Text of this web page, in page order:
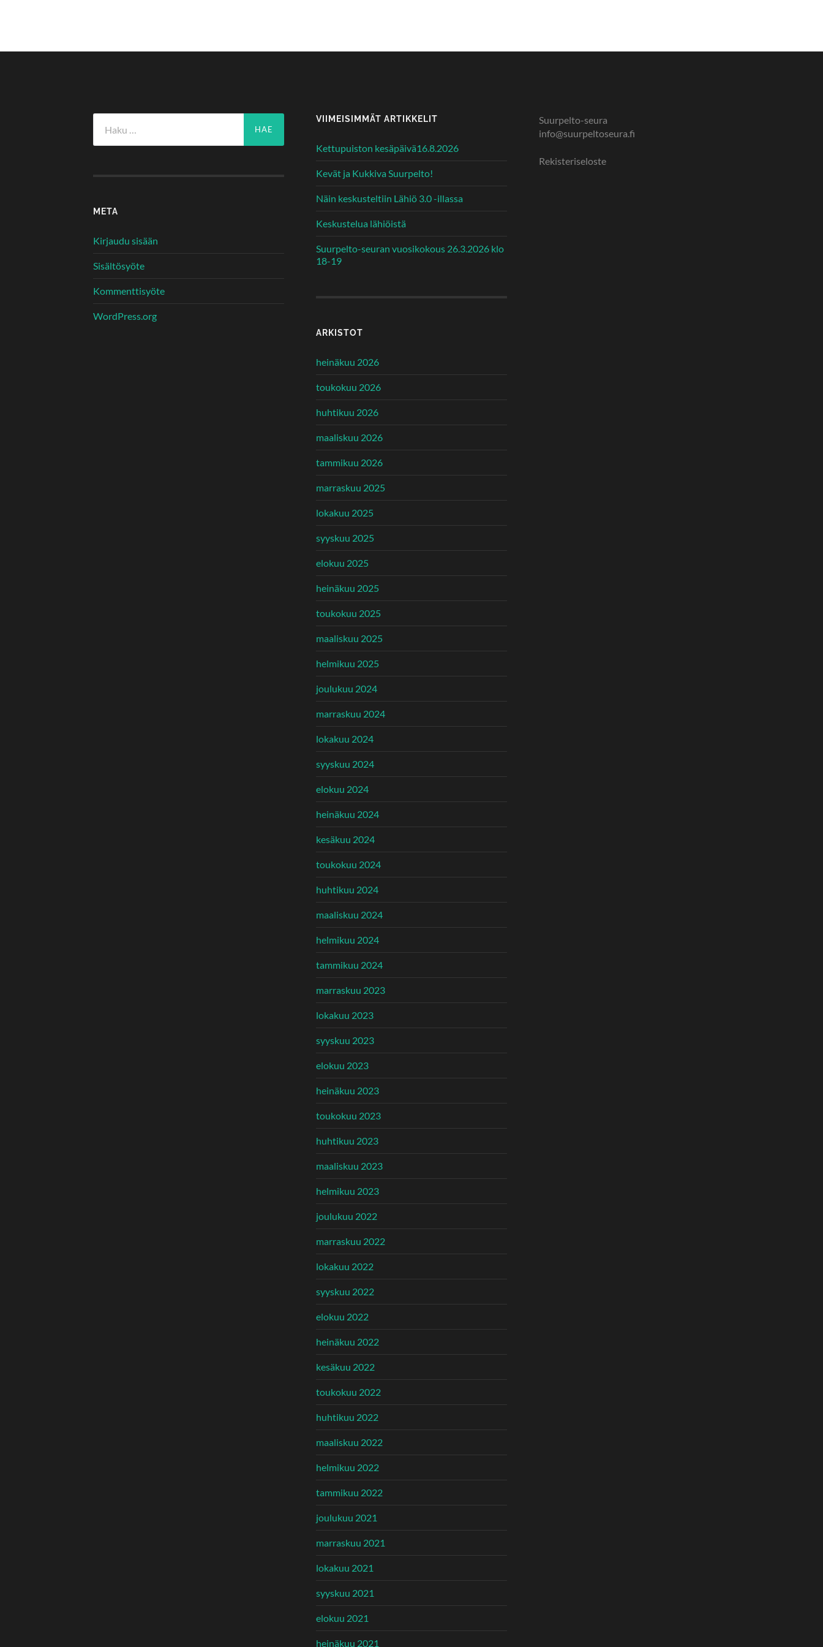
META
Kirjaudu sisään
Sisältösyöte
Kommenttisyöte
WordPress.org
VIIMEISIMMÄT ARTIKKELIT
Kettupuiston kesäpäivä16.8.2026
Kevät ja Kukkiva Suurpelto!
Näin keskusteltiin Lähiö 3.0 -illassa
Keskustelua lähiöistä
Suurpelto-seuran vuosikokous 26.3.2026 klo
18-19
ARKISTOT
heinäkuu 2026
toukokuu 2026
huhtikuu 2026
maaliskuu 2026
tammikuu 2026
marraskuu 2025
lokakuu 2025
syyskuu 2025
elokuu 2025
heinäkuu 2025
toukokuu 2025
maaliskuu 2025
helmikuu 2025
joulukuu 2024
marraskuu 2024
lokakuu 2024
syyskuu 2024
elokuu 2024
heinäkuu 2024
kesäkuu 2024
toukokuu 2024
huhtikuu 2024
maaliskuu 2024
helmikuu 2024
tammikuu 2024
marraskuu 2023
lokakuu 2023
syyskuu 2023
elokuu 2023
heinäkuu 2023
toukokuu 2023
huhtikuu 2023
maaliskuu 2023
helmikuu 2023
joulukuu 2022
marraskuu 2022
lokakuu 2022
syyskuu 2022
elokuu 2022
heinäkuu 2022
kesäkuu 2022
toukokuu 2022
huhtikuu 2022
maaliskuu 2022
helmikuu 2022
tammikuu 2022
joulukuu 2021
marraskuu 2021
lokakuu 2021
syyskuu 2021
elokuu 2021
heinäkuu 2021
Suurpelto-seura
info@suurpeltoseura.fi
Rekisteriseloste